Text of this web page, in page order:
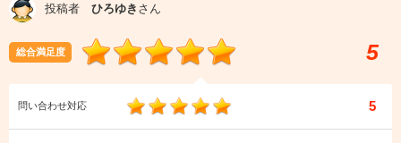
投稿者 ひろゆき さん
総合満足度 5
問い合わせ対応 5